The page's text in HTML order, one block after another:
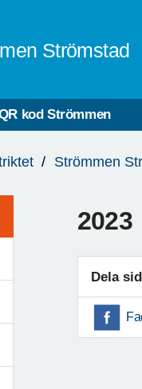
Strömstad
kod Strömmen
Strömmen
2023
Dela